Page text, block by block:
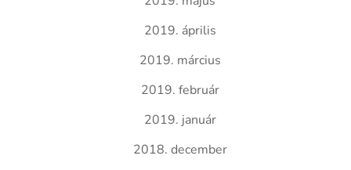
2019. április
2019. március
2019. február
2019. január
2018. december